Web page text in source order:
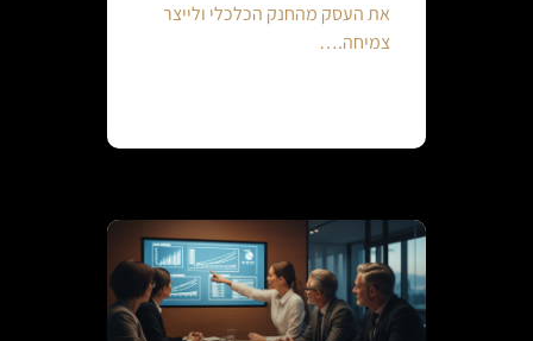
את העסק מהחנק הכלכלי ולייצר
צמיחה.…